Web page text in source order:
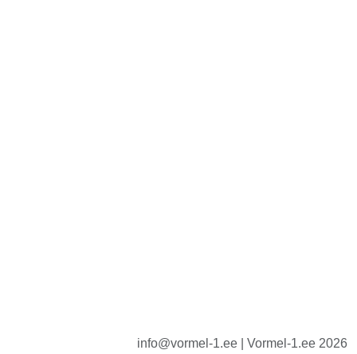
info@vormel-1.ee | Vormel-1.ee 2026